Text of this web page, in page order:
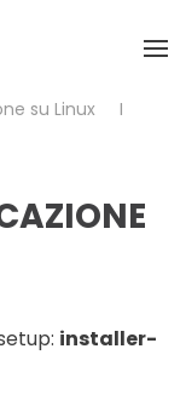
su Linux
installer-